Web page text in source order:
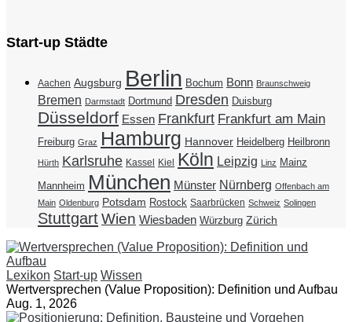
Start-up Städte
Aachen Augsburg Berlin Bochum Bonn Braunschweig
Bremen Darmstadt Dortmund Dresden Duisburg
Düsseldorf Essen Frankfurt Frankfurt am Main
Freiburg Graz Hamburg Hannover Heidelberg Heilbronn
Hürth Karlsruhe Kassel Kiel Köln Leipzig Linz Mainz
Mannheim München Münster Nürnberg Offenbach am
Main Oldenburg Potsdam Rostock Saarbrücken Schweiz Solingen
StuttgartWien Wiesbaden Würzburg Zürich
Lexikon Start-up Wissen
Wertversprechen (Value Proposition): Definition und Aufbau
Aug. 1, 2026